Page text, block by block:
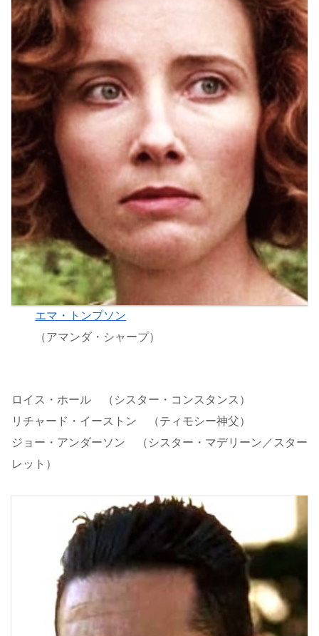
エマ・トンプソン
（アマンダ・シャープ）
ロイス・ホール （シスター・コンスタンス）
リチャード・イーストン （ティモシー神父）
ジョー・アンダーソン （シスター・マデリーン／スター
レット）